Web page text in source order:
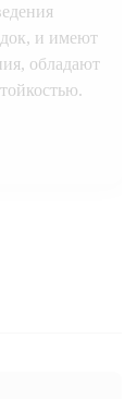
и имеют
обладают